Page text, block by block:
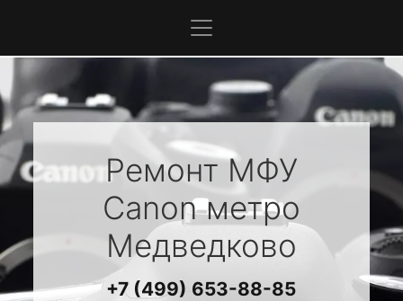
Ремонт МФУ
Canonметро
Медведково
+7 (499) 653-88-85